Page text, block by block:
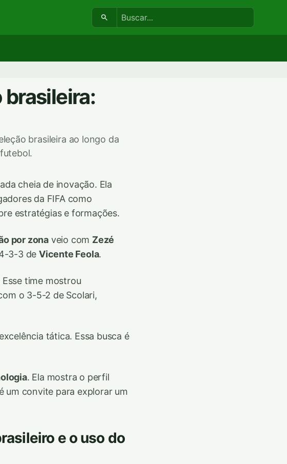
Buscar:
brasileira ao longo da
cheia de inovação. Ela
da FIFA como
estratégias e formações.
por zonaveio com Zezé
3-3 de Vicente Feola.
Esse time mostrou
o 3-5-2 de Scolari,
tática. Essa busca é
. Ela mostra o perfil
um convite para explorar um
e o uso do